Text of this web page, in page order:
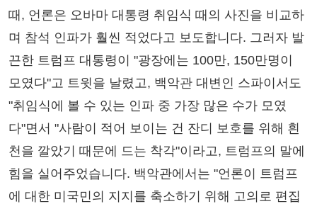
때, 언론은 오바마 대통령 취임식 때의 사진을 비교하
며 참석 인파가 훨씬 적었다고 보도합니다. 그러자 발
끈한 트럼프 대통령이 "광장에는 100만, 150만명이
모였다"고 트윗을 날렸고, 백악관 대변인 스파이서도
"취임식에 볼 수 있는 인파 중 가장 많은 수가 모였
다"면서 "사람이 적어 보이는 건 잔디 보호를 위해 흰
천을 깔았기 때문에 드는 착각"이라고, 트럼프의 말에
힘을 실어주었습니다. 백악관에서는 "언론이 트럼프
에 대한 미국민의 지지를 축소하기 위해 고의로 편집